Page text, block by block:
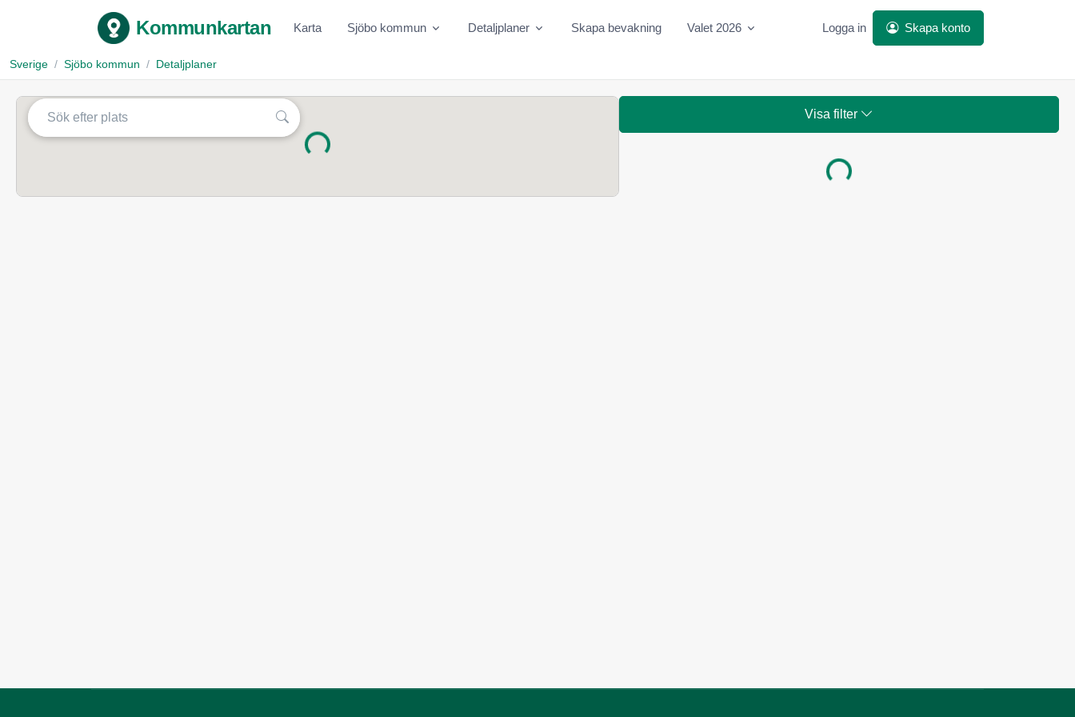
Kommunkartan Karta Sjöbo kommun Detaljplaner Skapa bevakning Valet 2026 Logga in Skapa konto
Sverige Sjöbo kommun Detaljplaner
Laddar...
Visa filter
Laddar...